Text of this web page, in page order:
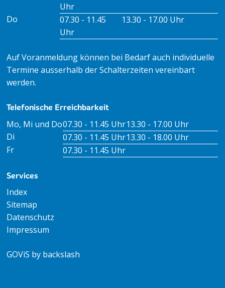
Uhr
Do
07.30 - 11.45
Uhr
13.30 - 17.00 Uhr
Auf Voranmeldung können bei Bedarf auch individuelle
Termine ausserhalb der Schalterzeiten vereinbart
werden.
Telefonische Erreichbarkeit
Tag Öffnungszeiten VormittagÖffnungszeiten
Mo, Mi und Do07.30 - 11.45 Uhr13.30 - 17.00 Uhr
Di
07.30 - 11.45 Uhr13.30 - 18.00 Uhr
Fr
07.30 - 11.45 Uhr
Services
Index
Sitemap
Datenschutz
Impressum
GOViS by backslash